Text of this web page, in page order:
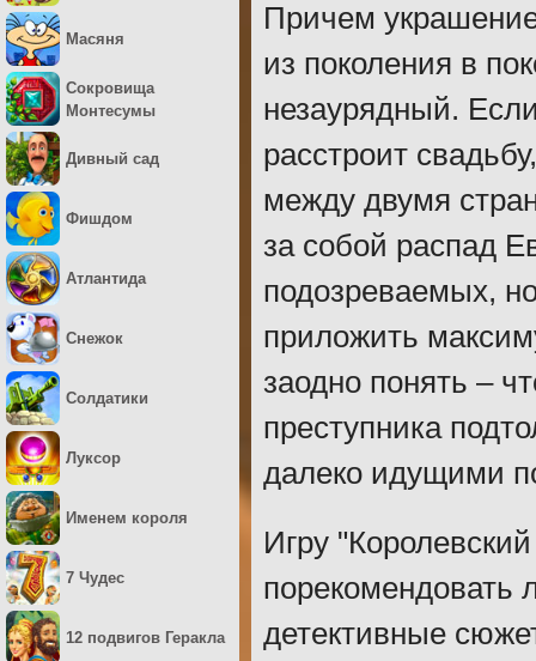
Причем
из поколения в
незаурядный.
расстроит
между двумя
за собой распад
подозреваемых,
приложить
заодно понять –
преступника
далеко идущими
Игру
детективные
Масяня
Сокровища
Монтесумы
Дивный сад
Фишдом
Атлантида
Снежок
Солдатики
Луксор
Именем короля
7 Чудес
12 подвигов Геракла